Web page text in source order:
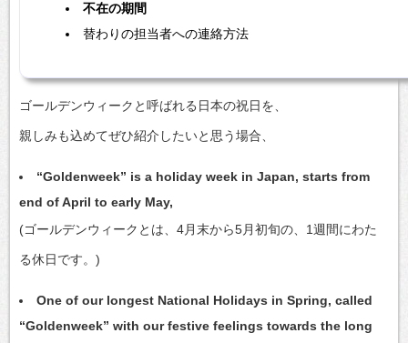
不在の期間
替わりの担当者への連絡方法
ゴールデンウィークと呼ばれる日本の祝日を、
親しみも込めてぜひ紹介したいと思う場合、
“Goldenweek” is a holiday week in Japan, starts from
end of April to early May,
(ゴールデンウィークとは、4月末から5月初旬の、1週間にわた
る休日です。)
One of our longest National Holidays in Spring, called
“Goldenweek” with our festive feelings towards the long